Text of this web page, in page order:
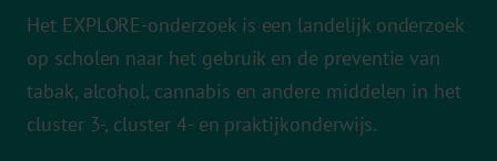
Het EXPLORE-onderzoekis een landelijk onderzoek
op scholen naar het gebruik en de preventie van
tabak, alcohol, cannabis en andere middelen in het
cluster 3-, cluster 4- en praktijkonderwijs.